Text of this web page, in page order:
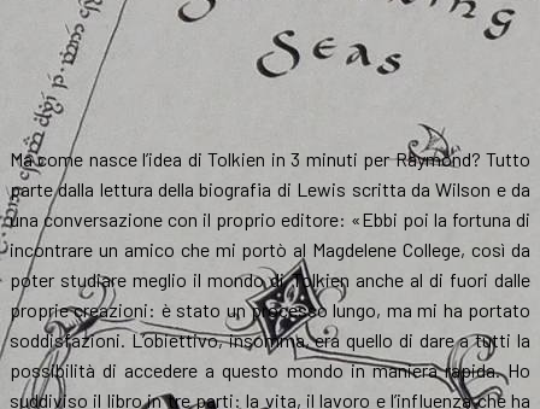
Ma come nasce l’idea di Tolkien in 3 minuti per Raymond? Tutto
parte dalla lettura della biografia di Lewis scritta da Wilson e da
una conversazione con il proprio editore: «Ebbi poi la fortuna di
incontrare un amico che mi portò al Magdelene College, così da
poter studiare meglio il mondo di Tolkien anche al di fuori dalle
proprie creazioni: è stato un processo lungo, ma mi ha portato
soddisfazioni. L’obiettivo, insomma, era quello di dare a tutti la
possibilità di accedere a questo mondo in maniera rapida. Ho
suddiviso il libro in tre parti: la vita, il lavoro e l’influenza che ha